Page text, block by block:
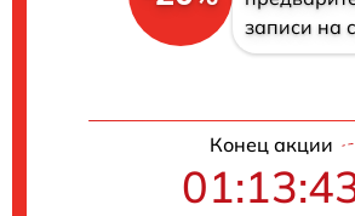
записи на
Конец акции